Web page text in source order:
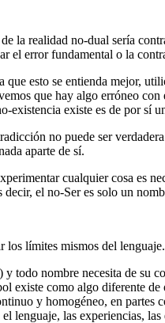
la realidad no-dual sería
el error fundamental o la
esto se entienda mejor,
que hay algo erróneo
existencia existe es de por sí
no puede ser
aparte de sí.
cualquier cosa es
el no-Ser es solo un
los límites mismos del lenguaje.
todo nombre necesita de su
como algo diferente
y homogéneo, en partes
lenguaje, las experiencias,